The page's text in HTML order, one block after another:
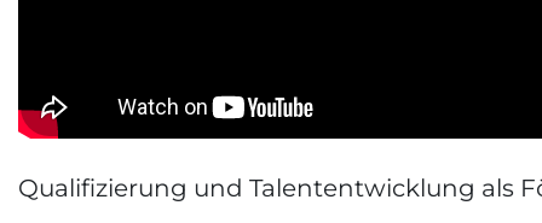
Qualifizierung und Talententwicklung als